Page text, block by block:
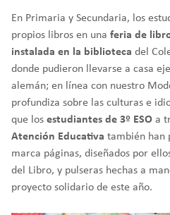
En Primaria y Secundaria, los
propios libros en una feria de
instalada en la biblioteca del
donde pudieron llevarse a casa
alemán; en línea con nuestro
profundiza sobre las culturas e
que los estudiantes de 3º ESO a
Atención Educativa también han
marca páginas, diseñados por
del Libro, y pulseras hechas a
proyecto solidario de este año.